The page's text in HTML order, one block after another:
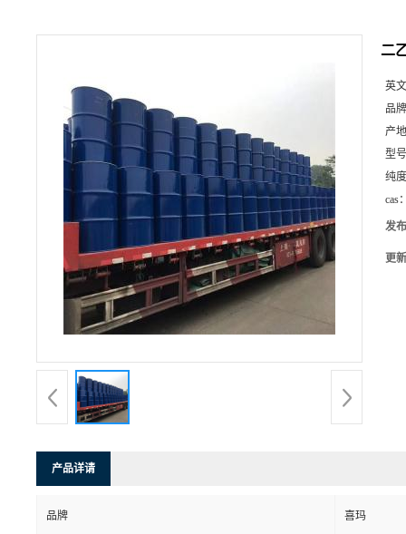
二
英
品
产
型
纯
cas
发
更
产品详请
品牌 喜玛